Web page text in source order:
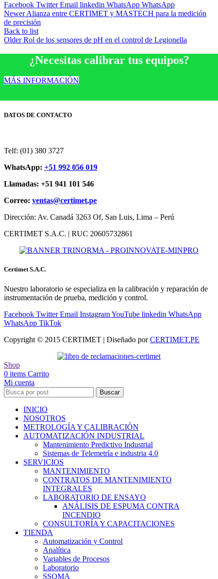
Facebook Twitter Email linkedin WhatsApp WhatsApp
NewerAlianza entre CERTIMET y MASTECH para la medición
de precisión
Back to list
Older Rol de los sensores de pH en el control de Legionella
¿Necesitas calibrar tus equipos?
MÁS INFORMACIÓN
DATOS DE CONTACTO
Telf: (01) 380 3727
WhatsApp: +51 992 056 019
Llamadas: +51 941 101 546
Correo: ventas@certimet.pe
Dirección: Av. Canadá 3263 Of, San Luis, Lima – Perú
CERTIMET S.A.C. | RUC 20605732861
Certimet S.A.C.
Nuestro laboratorio se especializa en la calibración y reparación de
instrumentación de prueba, medición y control.
Facebook Twitter Email InstagramYouTube linkedin WhatsApp
WhatsApp TikTok
Copyright © 2015 CERTIMET | Diseñado porCERTIMET.PE
Shop
0 items Carrito
Mi cuenta
Buscar
INICIO
NOSOTROS
METROLOGÍA Y CALIBRACIÓN
AUTOMATIZACIÓN INDUSTRIAL
Mantenimiento Predictivo Industrial
Sistemas de Telemetría e industria 4.0
SERVICIOS
MANTENIMIENTO
CONTRATOS DE MANTENIMIENTO
INTEGRALES
LABORATORIO DE ENSAYO
ANÁLISIS DE ESPUMA CONTRA
INCENDIO
CONSULTORÍA Y CAPACITACIONES
TIENDA
Automatización y Control
Analítica
Variables de Procesos
Laboratorio
SSOMA